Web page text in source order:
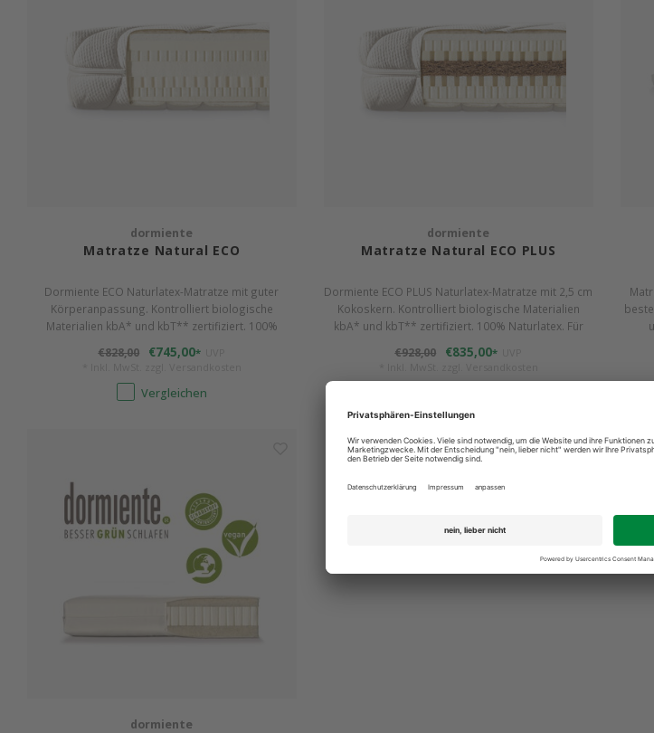
dormiente
Matratze Natural ECO
Dormiente ECO Naturlatex-Matratze mit guter
Körperanpassung. Kontrolliert biologische
Materialien kbA* und kbT** zertifiziert. 100%
robust.
€828,00 €745,00*
Vergleichen
dormiente
Matratze Natural ECO PLUS
Dormiente ECO PLUS Naturlatex-Matratze mit 2,5 cm
Kokoskern. Kontrolliert biologische Materialien
kbA* und kbT** zertifiziert. 100% Naturlatex. Für
€928,00 €835,00*
dormiente